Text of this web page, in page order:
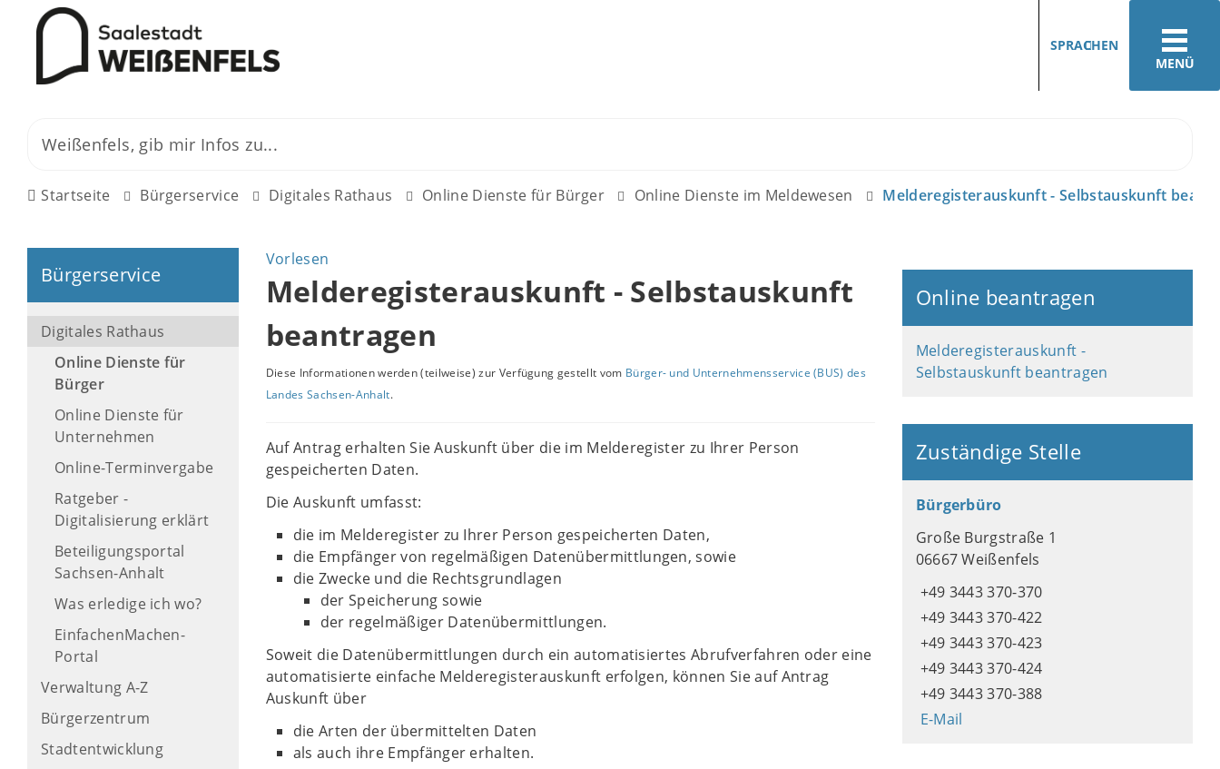
MENÜ
SPRACHEN
Startseite Bürgerservice Digitales Rathaus Online Dienste für Bürger Online Dienste im Meldewesen Melderegisterauskunft - Selbstauskunft
Bürgerservice
Digitales Rathaus
Online Dienste für
Bürger
Online Dienste für
Unternehmen
Online-Terminvergabe
Ratgeber -
Digitalisierung erklärt
Beteiligungsportal
Sachsen-Anhalt
Was erledige ich wo?
EinfachenMachen-
Portal
Verwaltung A-Z
Bürgerzentrum
Stadtentwicklung
Vorlesen
Melderegisterauskunft - Selbstauskunft
beantragen
Diese Informationen werden (teilweise) zur Verfügung gestellt vom Bürger- und Unternehmensservice (BUS) des
Landes Sachsen-Anhalt.
Auf Antrag erhalten Sie Auskunft über die im Melderegister zu Ihrer Person
gespeicherten Daten.
Die Auskunft umfasst:
die im Melderegister zu Ihrer Person gespeicherten Daten,
die Empfänger von regelmäßigen Datenübermittlungen, sowie
die Zwecke und die Rechtsgrundlagen
der Speicherung sowie
der regelmäßiger Datenübermittlungen.
Soweit die Datenübermittlungen durch ein automatisiertes Abrufverfahren oder eine
automatisierte einfache Melderegisterauskunft erfolgen, können Sie auf Antrag
Auskunft über
die Arten der übermittelten Daten
als auch ihre Empfänger erhalten.
Online beantragen
Melderegisterauskunft -
Selbstauskunft beantragen
Zuständige Stelle
Bürgerbüro
Große Burgstraße 1
06667 Weißenfels
+49 3443 370-370
+49 3443 370-422
+49 3443 370-423
+49 3443 370-424
+49 3443 370-388
E-Mail